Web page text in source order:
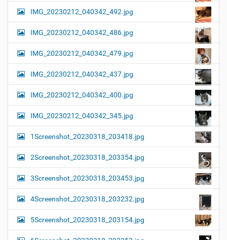
IMG_20230212_040342_492.jpg
IMG_20230212_040342_486.jpg
IMG_20230212_040342_479.jpg
IMG_20230212_040342_437.jpg
IMG_20230212_040342_400.jpg
IMG_20230212_040342_345.jpg
1Screenshot_20230318_203418.jpg
2Screenshot_20230318_203354.jpg
3Screenshot_20230318_203453.jpg
4Screenshot_20230318_203232.jpg
5Screenshot_20230318_203154.jpg